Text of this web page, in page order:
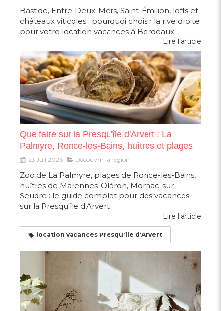
Bastide, Entre-Deux-Mers, Saint-Émilion, lofts et
châteaux viticoles : pourquoi choisir la rive droite
pour votre location vacances à Bordeaux.
Lire l'article
Que faire sur la Presqu'île d'Arvert : La
Palmyre, Ronce-les-Bains, huîtres et plages
23 Juil 2026 Découvrir la région
Zoo de La Palmyre, plages de Ronce-les-Bains,
huîtres de Marennes-Oléron, Mornac-sur-
Seudre : le guide complet pour des vacances
sur la Presqu'île d'Arvert.
Lire l'article
location vacances Presqu'île d'Arvert